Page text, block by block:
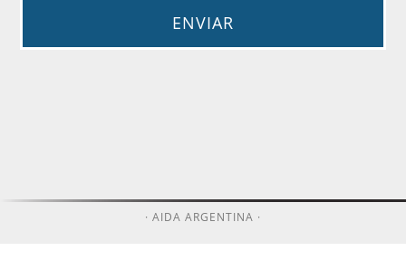
· AIDA ARGENTINA ·